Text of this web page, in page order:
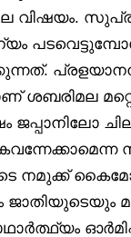
വിഷയം.
പടവെട്ടുമ്പോൾ
ശബരിമല
ജപ്പാനിലോ
നമുക്ക്